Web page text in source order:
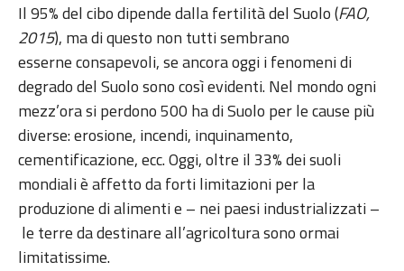
Il 95% del cibo dipende dalla fertilità del Suolo (FAO,
2015), ma di questo non tutti sembrano
esserne consapevoli, se ancora oggi i fenomeni di
degrado del Suolo sono così evidenti. Nel mondo ogni
mezz’ora si perdono 500 ha di Suolo per le cause più
diverse: erosione, incendi, inquinamento,
cementificazione, ecc. Oggi, oltre il 33% dei suoli
mondiali è affetto da forti limitazioni per la
produzione di alimenti e – nei paesi industrializzati –
le terre da destinare all’agricoltura sono ormai
limitatissime.